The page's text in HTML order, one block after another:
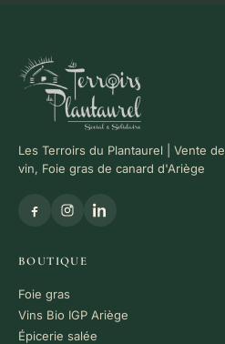
Les Terroirs du Plantaurel | Vente de
vin, Foie gras de canard d'Ariège
BOUTIQUE
Foie gras
Vins Bio IGP Ariège
Épicerie salée